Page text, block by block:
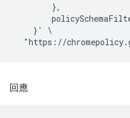
        },
    }' \
回應